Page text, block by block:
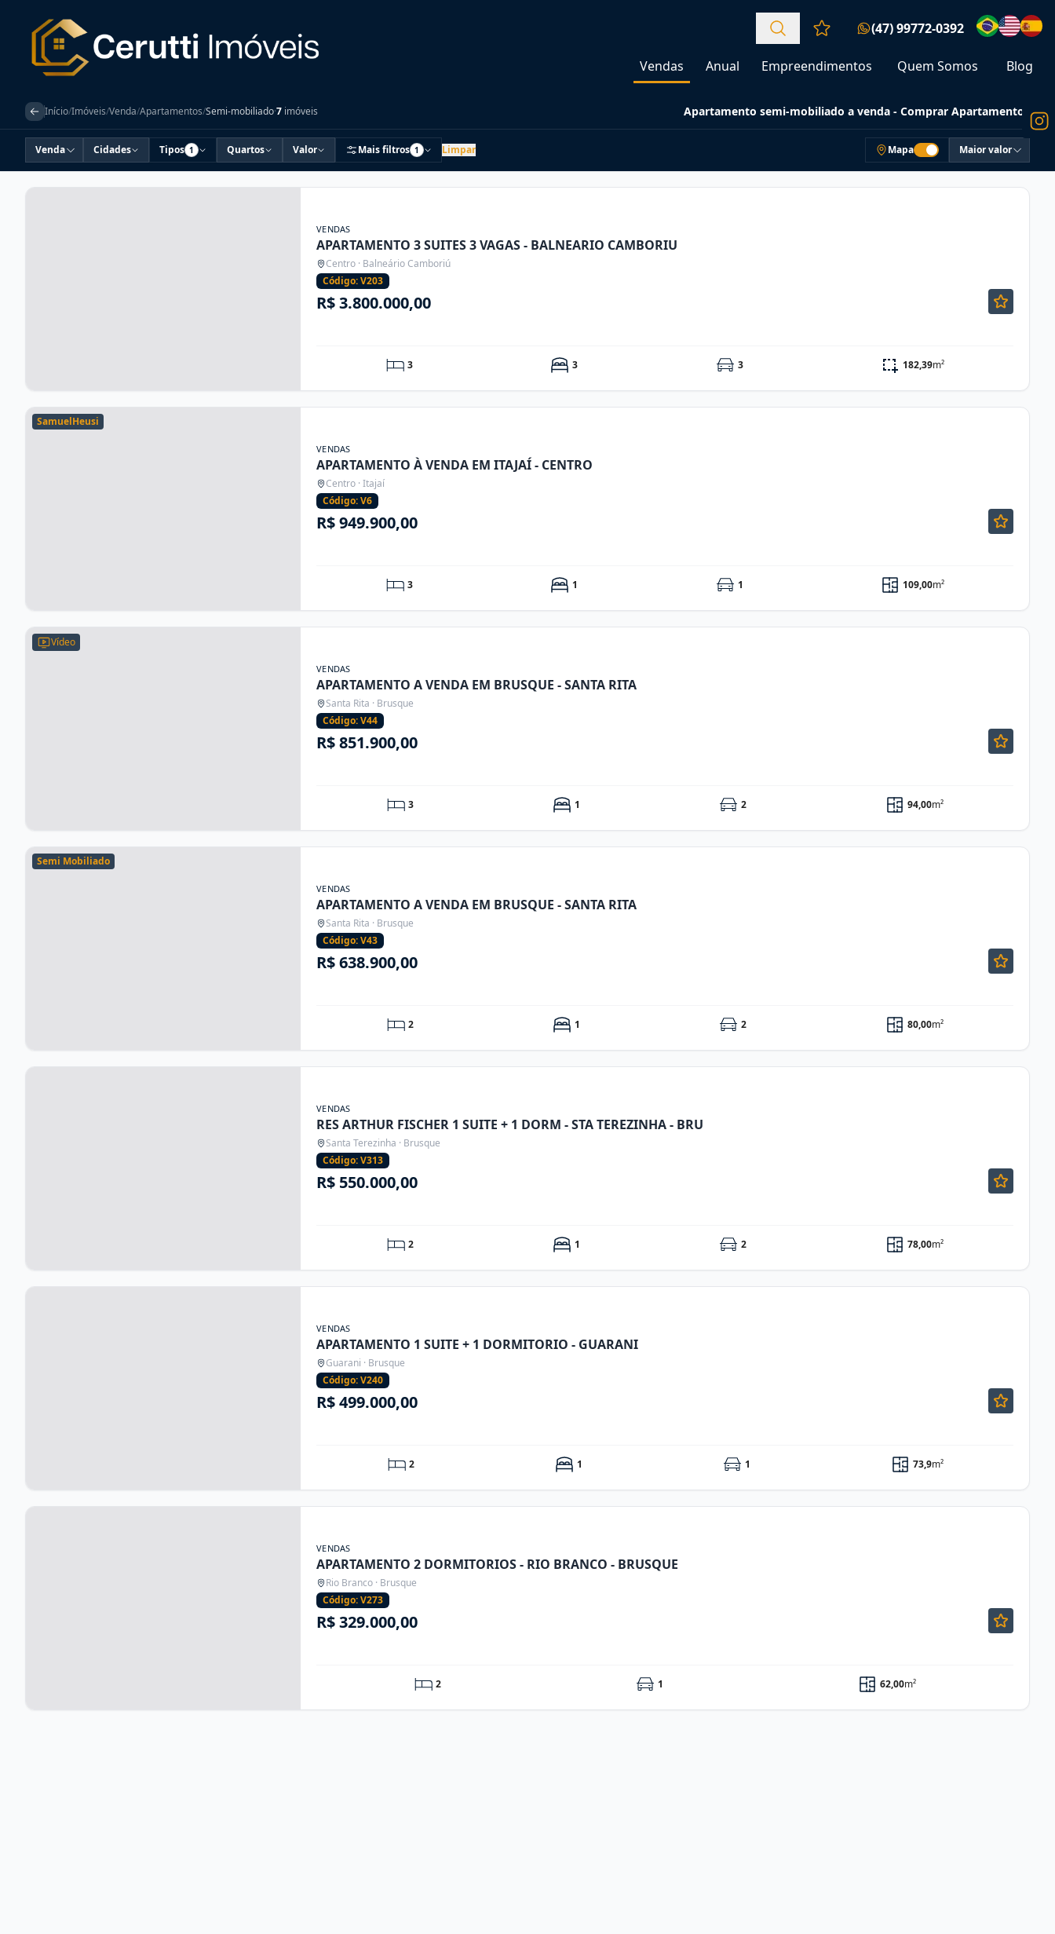
Favoritos (0 itens)
(47) 99772-0392
Vendas Anual Empreendimentos Quem Somos Blog
Início/Imóveis/Venda/Apartamentos/Semi-mobiliado·7 imóveis Apartamento semi-mobiliado a venda - Comprar Apartamentos
Venda Cidades Tipos 1 Quartos Valor Mais filtros 1 Limpar Mapa Maior valor
VENDAS
APARTAMENTO 3 SUITES 3 VAGAS - BALNEARIO CAMBORIU
Centro · Balneário Camboriú
Código: V203
R$ 3.800.000,00
3 3 3 182,39m²
SamuelHeusi
VENDAS
APARTAMENTO À VENDA EM ITAJAÍ - CENTRO
Centro · Itajaí
Código: V6
R$ 949.900,00
3 1 1 109,00m²
Vídeo
VENDAS
APARTAMENTO A VENDA EM BRUSQUE - SANTA RITA
Santa Rita · Brusque
Código: V44
R$ 851.900,00
3 1 2 94,00m²
Semi Mobiliado
VENDAS
APARTAMENTO A VENDA EM BRUSQUE - SANTA RITA
Santa Rita · Brusque
Código: V43
R$ 638.900,00
2 1 2 80,00m²
VENDAS
RES ARTHUR FISCHER 1 SUITE + 1 DORM - STA TEREZINHA - BRU
Santa Terezinha · Brusque
Código: V313
R$ 550.000,00
2 1 2 78,00m²
VENDAS
APARTAMENTO 1 SUITE + 1 DORMITORIO - GUARANI
Guarani · Brusque
Código: V240
R$ 499.000,00
2 1 1 73,9m²
VENDAS
APARTAMENTO 2 DORMITORIOS - RIO BRANCO - BRUSQUE
Rio Branco · Brusque
Código: V273
R$ 329.000,00
2 1 62,00m²